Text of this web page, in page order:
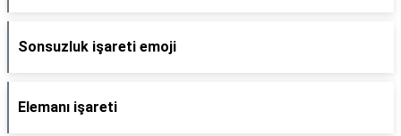
Sonsuzluk işareti emoji
Elemanı işareti